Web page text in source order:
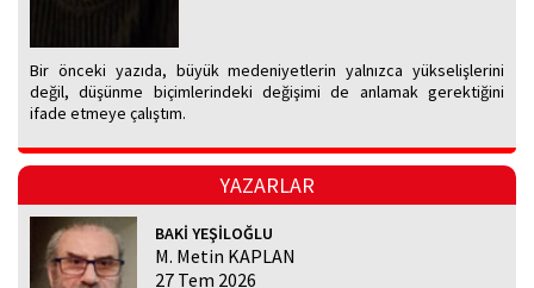
Bir önceki yazıda, büyük medeniyetlerin yalnızca yükselişlerini
değil, düşünme biçimlerindeki değişimi de anlamak gerektiğini
ifade etmeye çalıştım.
YAZARLAR
BAKİ YEŞİLOĞLU
M. Metin KAPLAN
27 Tem 2026